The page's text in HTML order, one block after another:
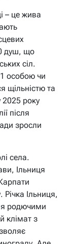
– це жива
душ, що
сіл.
особою чи
щільністю та
2025 року
після
зросли
села.
Ільниця
Ільниця,
родючими
клімат з